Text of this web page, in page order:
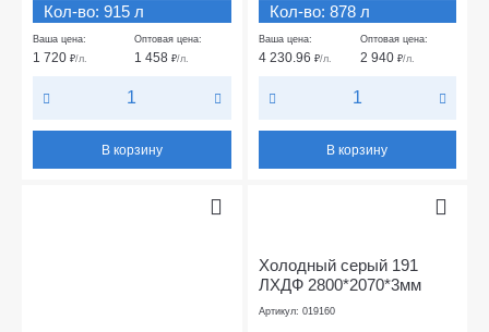
Кол-во: 915 л
Ваша цена:
1 720 ₽/л.
Оптовая цена:
1 458₽/л.
В корзину
Кол-во: 878 л
Ваша цена:
4 230.96 ₽/л.
Оптовая цена:
2 940 ₽/л.
В корзину
Холодный серый 191
ЛХДФ 2800*2070*3мм
Артикул: 019160